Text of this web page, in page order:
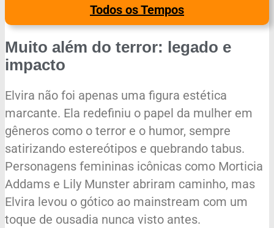
Todos os Tempos
Muito além do terror: legado e
impacto
Elvira não foi apenas uma figura estética
marcante. Ela redefiniu o papel da mulher em
gêneros como o terror e o humor, sempre
satirizando estereótipos e quebrando tabus.
Personagens femininas icônicas como Morticia
Addams e Lily Munster abriram caminho, mas
Elvira levou o gótico ao mainstream com um
toque de ousadia nunca visto antes.